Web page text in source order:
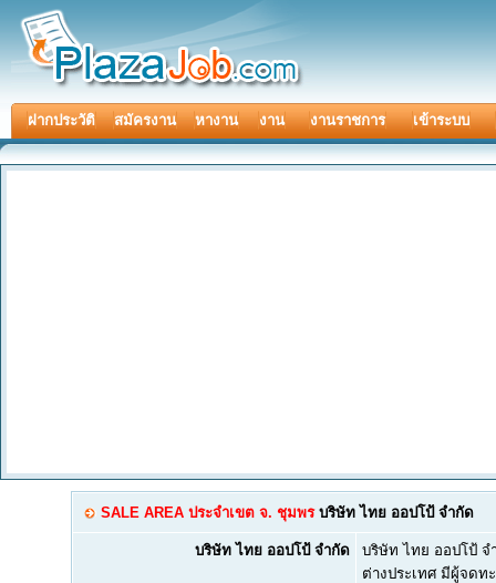
ฝากประวัติ สมัครงาน หางาน งาน งานราชการ เข้าระบบ
SALE AREA ประจำเขต จ. ชุมพรบริษัท ไทย ออปโป้ จำกัด
บริษัท ไทย ออปโป้ จำกัด
บริษัท ไทย ออปโป้ จ
ต่างประเทศ มีผู้จดท